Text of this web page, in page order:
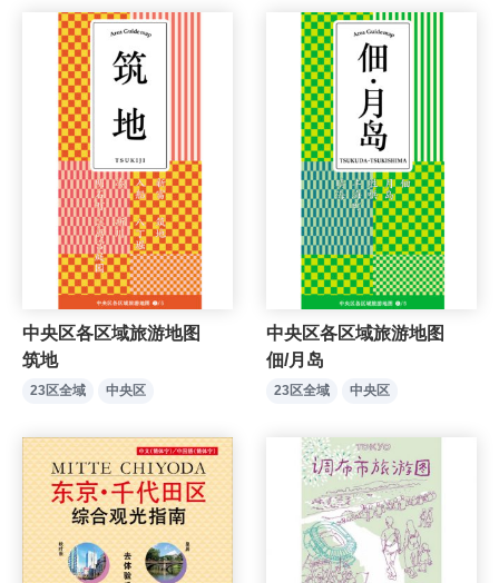
中央区各区域旅游地图
筑地
23区全域 中央区
中央区各区域旅游地图
佃/月岛
23区全域 中央区